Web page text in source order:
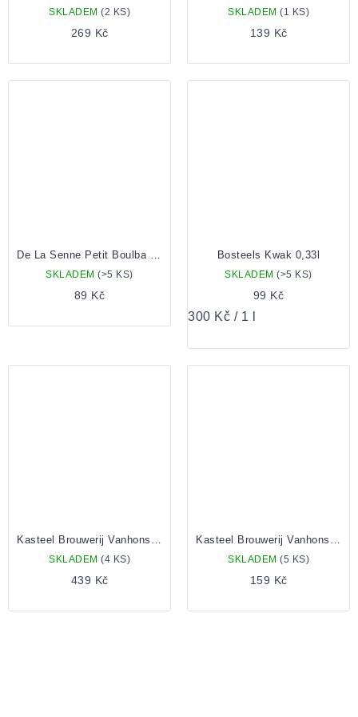
SKLADEM (2 KS)
269 Kč
SKLADEM (1 KS)
139 Kč
SKLADEM(>5 KS)
89 Kč
Bosteels Kwak 0,33l
SKLADEM(>5 KS)
99 Kč
Měrná
300 Kč / 1 l
SKLADEM (4 KS)
439 Kč
SKLADEM (5 KS)
159 Kč